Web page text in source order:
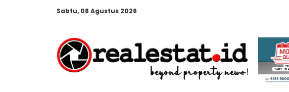
Sabtu, 08 Agustus 2026